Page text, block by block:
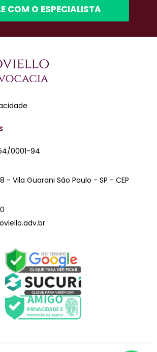
COM O ESPECIALISTA
0001-94
- Vila Guarani São Paulo - SP - CEP